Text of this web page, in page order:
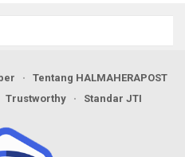
Tentang HALMAHERAPOST
Trustworthy Standar JTI